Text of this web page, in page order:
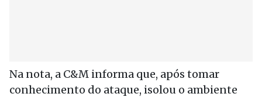
Na nota, a C&M informa que, após tomar
conhecimento do ataque, isolou o ambiente